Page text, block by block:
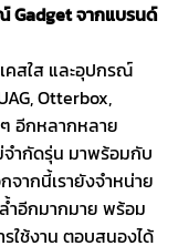
Gadget จากแบรนด์
คสใส และอุปกรณ์
Otterbox,
อีกหลากหลาย
จำกัดรุ่น มาพร้อมกับ
ากนี้เรายังจำหน่าย
ำอีกมากมาย พร้อม
ใช้งาน ตอบสนองได้